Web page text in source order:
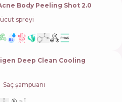
Body Peeling Shot 2.0
spreyi
Deep Clean Cooling
Saç şampuanı